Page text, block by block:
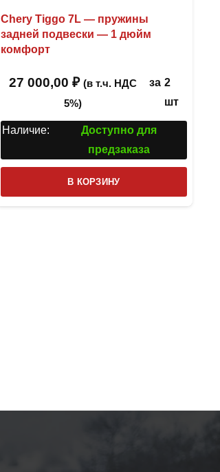
Chery Tiggo 7L — пружины
задней подвески — 1 дюйм
комфорт
27 000,00₽ (в т.ч. НДС
5%)
за 2
шт
Наличие:
Доступно для
предзаказа
В КОРЗИНУ